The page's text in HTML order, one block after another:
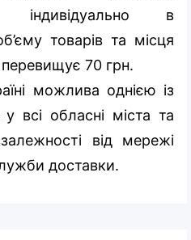
індивідуально в
товарів та місця
70 грн.
можлива однією із
всі обласні міста та
від мережі
доставки.